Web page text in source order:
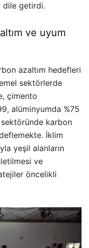
dile getirdi.
ve uyum
azaltım hedefleri
sektörlerde
çimento
alüminyumda %75
sektöründe karbon
İklim
yeşil alanların
ve
öncelikli